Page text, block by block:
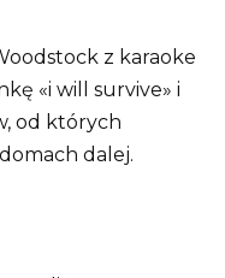
z karaoke
«i will survive» i
od których
dalej.